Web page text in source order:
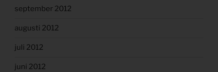
september 2012
augusti 2012
juli 2012
juni 2012